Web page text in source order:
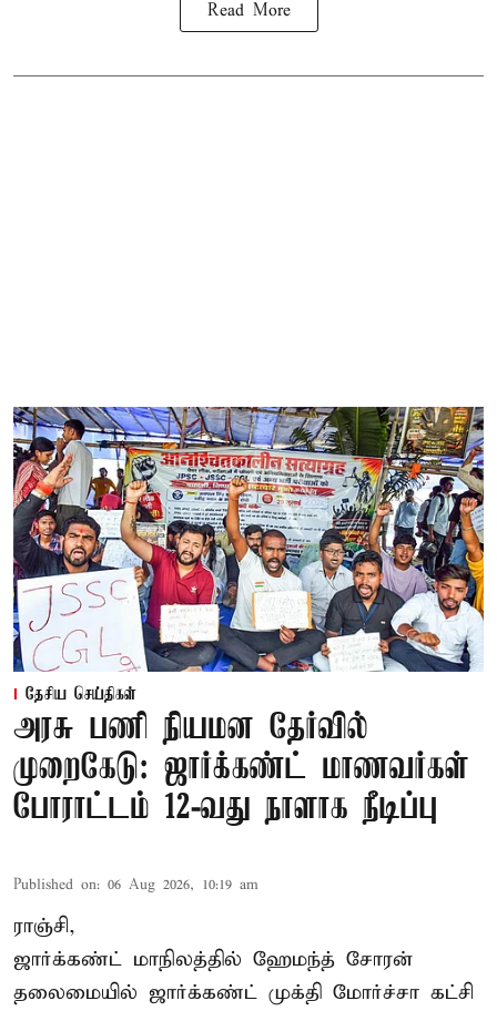
Read More
தேசிய செய்திகள்
அரசு பணி நியமன தேர்வில்
முறைகேடு: ஜார்க்கண்ட் மாணவர்கள்
போராட்டம் 12-வது நாளாக நீடிப்பு
Published on: 06 Aug 2026, 10:19 am
ராஞ்சி,
ஜார்க்கண்ட் மாநிலத்தில் ஹேமந்த் சோரன்
தலைமையில் ஜார்க்கண்ட் முக்தி மோர்ச்சா கட்சி